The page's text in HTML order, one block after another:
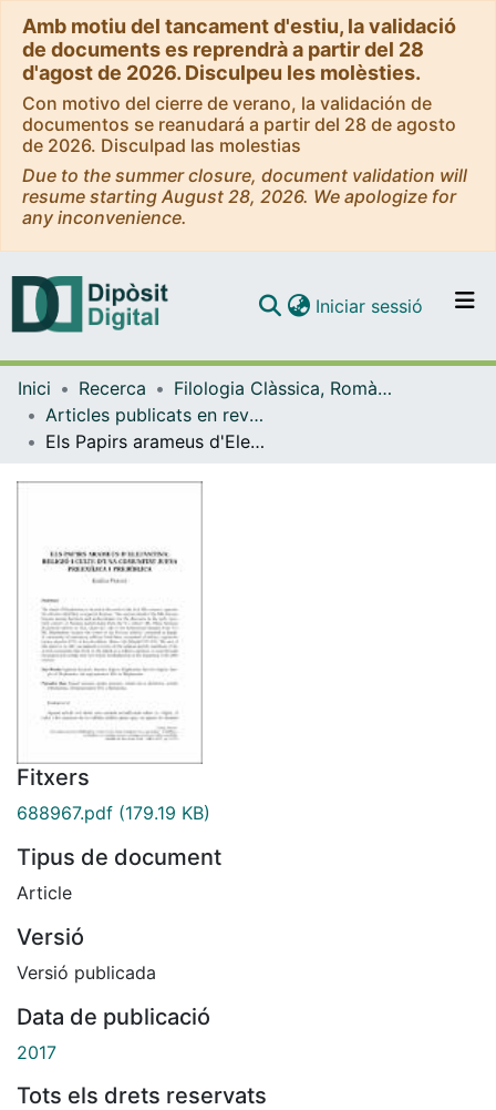
Amb motiu del tancament d'estiu, la validació
de documents es reprendrà a partir del 28
d'agost de 2026. Disculpeu les molèsties.
Con motivo del cierre de verano, la validación de
documentos se reanudará a partir del 28 de agosto
de 2026. Disculpad las molestias
Due to the summer closure, document validation will
resume starting August 28, 2026. We apologize for
any inconvenience.
Navega per tot el DD
Com publicar
Iniciar sessió (current)
Inici Recerca
Filologia Clàssica, Romànica i Semítica
Articles publicats en revistes (Filologia Clàssica, Romànica i Semítica)
Els Papirs arameus d'Elefantina: Religió i culte d'una comunitat jueva preexílica i prebíblica
Fitxers
688967.pdf (179.19 KB)
Tipus de document
Article
Versió
Versió publicada
Data de publicació
2017
Tots els drets reservats